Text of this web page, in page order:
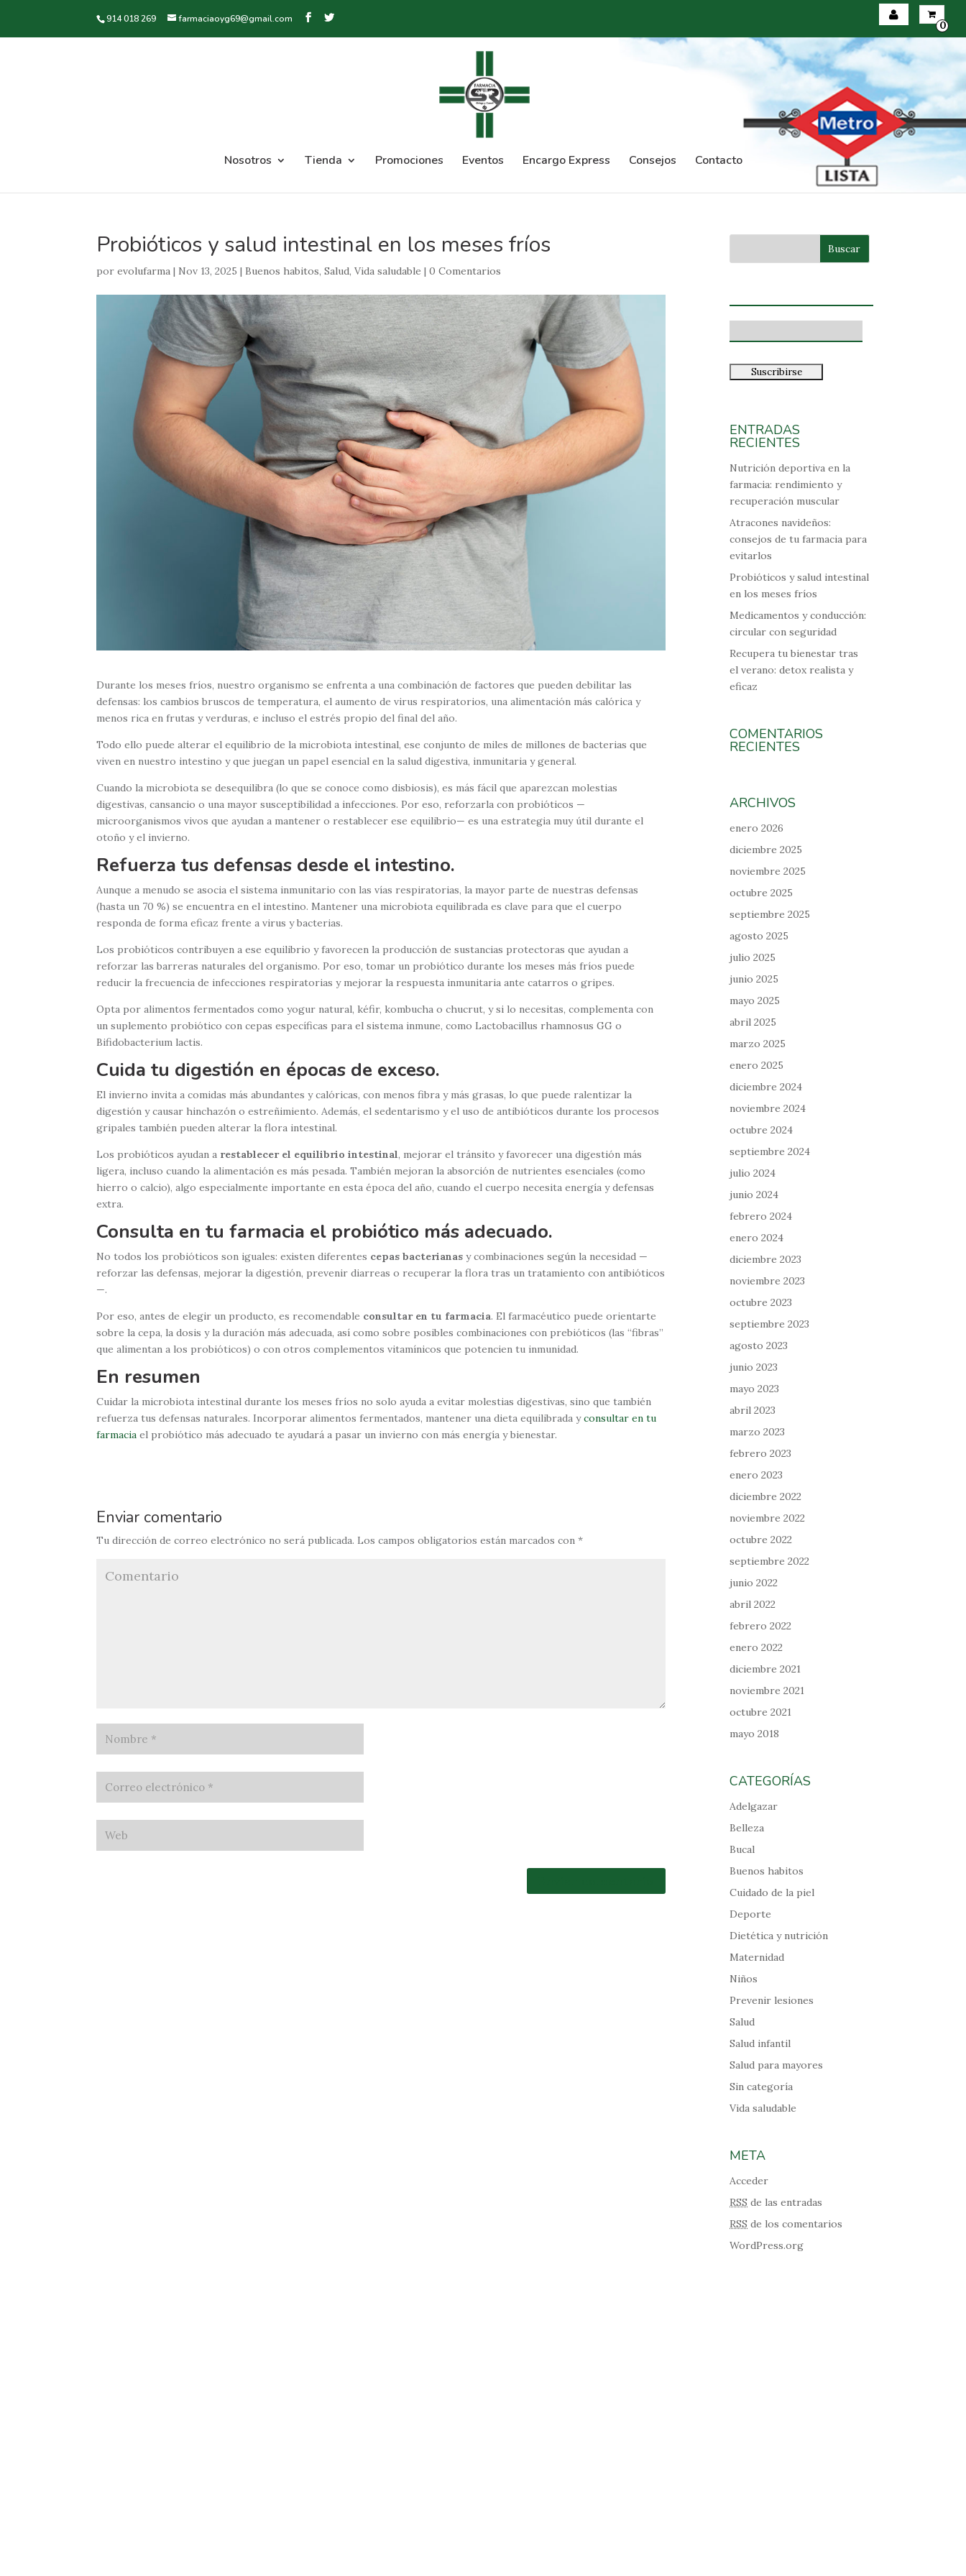
914 018 269 farmaciaoyg69@gmail.com 0
Iniciar sesión
Registrarse
Nosotros Tienda Promociones Eventos Encargo Express Consejos Contacto
Probióticos y salud intestinal en los meses fríos
porevolufarma | Nov 13, 2025 | Buenos habitos,Salud,Vida saludable |0 Comentarios
Durante los meses fríos, nuestro organismo se enfrenta a una combinación de factores que pueden debilitar las
defensas: los cambios bruscos de temperatura, el aumento de virus respiratorios, una alimentación más calórica y
menos rica en frutas y verduras, e incluso el estrés propio del final del año.
Todo ello puede alterar el equilibrio de la microbiota intestinal, ese conjunto de miles de millones de bacterias que
viven en nuestro intestino y que juegan un papel esencial en la salud digestiva, inmunitaria y general.
Cuando la microbiota se desequilibra (lo que se conoce como disbiosis), es más fácil que aparezcan molestias
digestivas, cansancio o una mayor susceptibilidad a infecciones. Por eso, reforzarla con probióticos —
microorganismos vivos que ayudan a mantener o restablecer ese equilibrio— es una estrategia muy útil durante el
otoño y el invierno.
Refuerza tus defensas desde el intestino.
Aunque a menudo se asocia el sistema inmunitario con las vías respiratorias, la mayor parte de nuestras defensas
(hasta un 70 %) se encuentra en el intestino. Mantener una microbiota equilibrada es clave para que el cuerpo
responda de forma eficaz frente a virus y bacterias.
Los probióticos contribuyen a ese equilibrio y favorecen la producción de sustancias protectoras que ayudan a
reforzar las barreras naturales del organismo. Por eso, tomar un probiótico durante los meses más fríos puede
reducir la frecuencia de infecciones respiratorias y mejorar la respuesta inmunitaria ante catarros o gripes.
Opta por alimentos fermentados como yogur natural, kéfir, kombucha o chucrut, y si lo necesitas, complementa con
un suplemento probiótico con cepas específicas para el sistema inmune, como Lactobacillus rhamnosus GG o
Bifidobacterium lactis.
Cuida tu digestión en épocas de exceso.
El invierno invita a comidas más abundantes y calóricas, con menos fibra y más grasas, lo que puede ralentizar la
digestión y causar hinchazón o estreñimiento. Además, el sedentarismo y el uso de antibióticos durante los procesos
gripales también pueden alterar la flora intestinal.
Los probióticos ayudan a restablecer el equilibrio intestinal, mejorar el tránsito y favorecer una digestión más
ligera, incluso cuando la alimentación es más pesada. También mejoran la absorción de nutrientes esenciales (como
hierro o calcio), algo especialmente importante en esta época del año, cuando el cuerpo necesita energía y defensas
extra.
Consulta en tu farmacia el probiótico más adecuado.
No todos los probióticos son iguales: existen diferentes cepas bacterianas y combinaciones según la necesidad —
reforzar las defensas, mejorar la digestión, prevenir diarreas o recuperar la flora tras un tratamiento con antibióticos
—.
Por eso, antes de elegir un producto, es recomendable consultar en tu farmacia. El farmacéutico puede orientarte
sobre la cepa, la dosis y la duración más adecuada, así como sobre posibles combinaciones con prebióticos (las “fibras”
que alimentan a los probióticos) o con otros complementos vitamínicos que potencien tu inmunidad.
En resumen
Cuidar la microbiota intestinal durante los meses fríos no solo ayuda a evitar molestias digestivas, sino que también
refuerza tus defensas naturales. Incorporar alimentos fermentados, mantener una dieta equilibrada yconsultar en tu
farmacia el probiótico más adecuado te ayudará a pasar un invierno con más energía y bienestar.
Enviar comentario
Tu dirección de correo electrónico no será publicada. Los campos obligatorios están marcados con*
ENTRADAS
RECIENTES
Nutrición deportiva en la
farmacia: rendimiento y
recuperación muscular
Atracones navideños:
consejos de tu farmacia para
evitarlos
Probióticos y salud intestinal
en los meses fríos
Medicamentos y conducción:
circular con seguridad
Recupera tu bienestar tras
el verano: detox realista y
eficaz
COMENTARIOS
RECIENTES
ARCHIVOS
enero 2026
diciembre 2025
noviembre 2025
octubre 2025
septiembre 2025
agosto 2025
julio 2025
junio 2025
mayo 2025
abril 2025
marzo 2025
enero 2025
diciembre 2024
noviembre 2024
octubre 2024
septiembre 2024
julio 2024
junio 2024
febrero 2024
enero 2024
diciembre 2023
noviembre 2023
octubre 2023
septiembre 2023
agosto 2023
junio 2023
mayo 2023
abril 2023
marzo 2023
febrero 2023
enero 2023
diciembre 2022
noviembre 2022
octubre 2022
septiembre 2022
junio 2022
abril 2022
febrero 2022
enero 2022
diciembre 2021
noviembre 2021
octubre 2021
mayo 2018
CATEGORÍAS
Adelgazar
Belleza
Bucal
Buenos habitos
Cuidado de la piel
Deporte
Dietética y nutrición
Maternidad
Niños
Prevenir lesiones
Salud
Salud infantil
Salud para mayores
Sin categoría
Vida saludable
META
Acceder
RSS de las entradas
RSS de los comentarios
WordPress.org